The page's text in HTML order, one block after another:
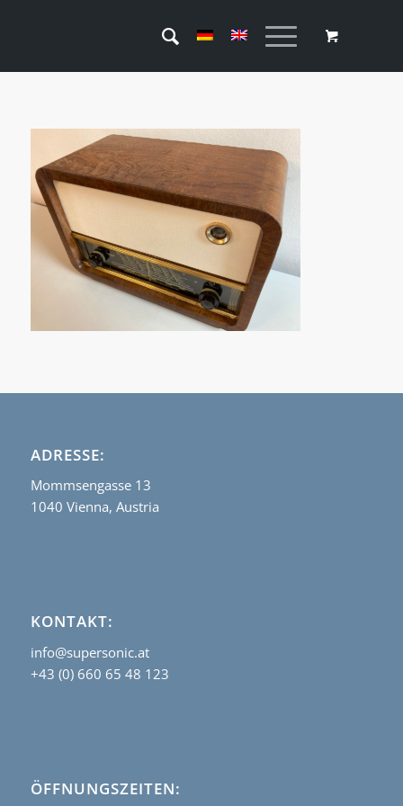
ADRESSE:
Mommsengasse 13
1040 Vienna, Austria
KONTAKT:
info@supersonic.at
+43 (0) 660 65 48 123
ÖFFNUNGSZEITEN: